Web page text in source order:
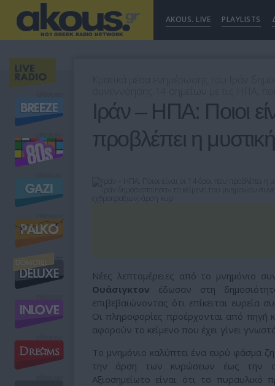
AKOUS. LIVE PLAYLISTS
Ιράν – ΗΠΑ: Ποιοι
προβλέπει η
Νέες λεπτομέρειες από το μνημόνιο
Ουάσιγκτον έδωσαν στη
επιβεβαιώνοντας ότι επίκειται ευρεία
Οι πληροφορίες προέρχονται από πηγή
αφορούν το κείμενο που έχει γίνει
Το μνημόνιο καλύπτει ένα ευρύ φάσμα
την άρση των κυρώσεων έως την
Αξιοσημείωτο είναι ότι το